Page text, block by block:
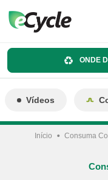
ONDE
Vídeos
Início Consuma